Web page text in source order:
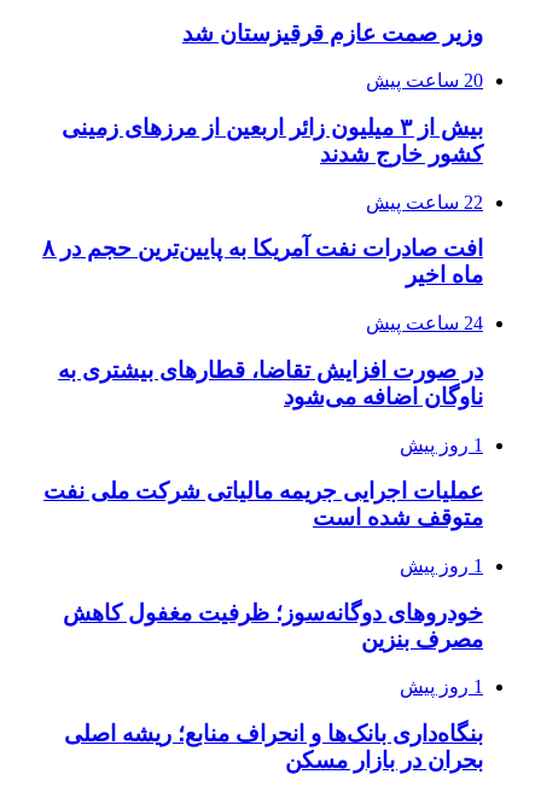
وزیر صمت عازم قرقیزستان شد
20 ساعت پیش
بیش از ۳ میلیون زائر اربعین از مرزهای زمینی
کشور خارج شدند
22 ساعت پیش
افت صادرات نفت آمریکا به پایین‌ترین حجم در ۸
ماه اخیر
24 ساعت پیش
در صورت افزایش تقاضا، قطارهای بیشتری به
ناوگان اضافه می‌شود
1 روز پیش
عملیات اجرایی جریمه مالیاتی شرکت ملی نفت
متوقف شده است
1 روز پیش
خودروهای دوگانه‌سوز؛ ظرفیت مغفول کاهش
مصرف بنزین
1 روز پیش
بنگاه‌داری بانک‌ها و انحراف منابع؛ ریشه اصلی
بحران در بازار مسکن